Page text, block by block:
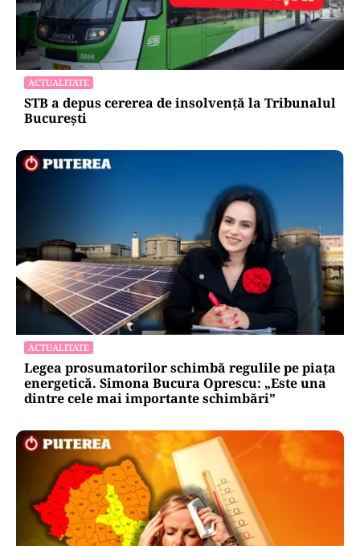
ACTUALITATE
STB a depus cererea de insolvență la Tribunalul
București
ACTUALITATE
Legea prosumatorilor schimbă regulile pe piața
energetică. Simona Bucura Oprescu: „Este una
dintre cele mai importante schimbări”